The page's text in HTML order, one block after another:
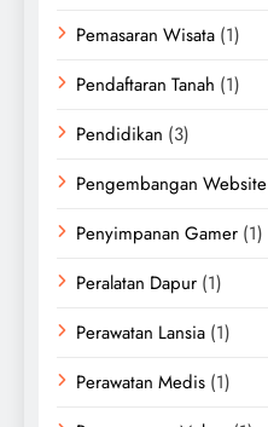
Pemasaran Wisata (1)
Pendaftaran Tanah (1)
Pendidikan (3)
Pengembangan Website
Penyimpanan Gamer (1)
Peralatan Dapur (1)
Perawatan Lansia (1)
Perawatan Medis (1)